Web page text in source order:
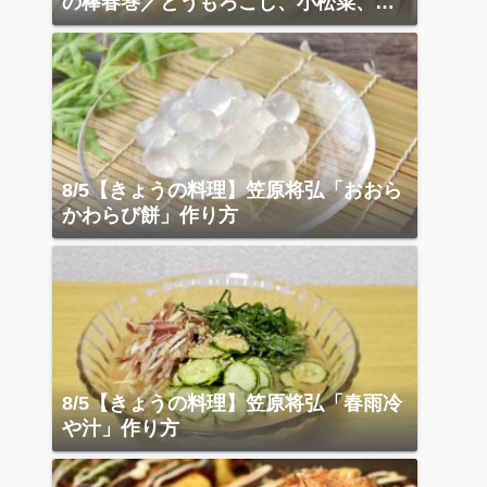
ーコン炒め
8/5【きょうの料理】笠原将弘「おおら
かわらび餅」作り方
8/5【きょうの料理】笠原将弘「春雨冷
や汁」作り方